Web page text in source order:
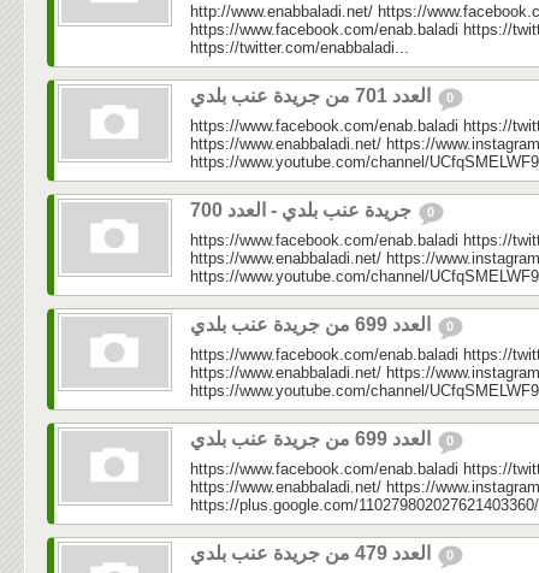
http://www.enabbaladi.net/ https://
https://www.facebook.com/enab.baladi https://
https://twitter.com/enabbaladi...
0
https://www.facebook.com/enab.baladi https://
https://www.enabbaladi.net/ https://
https://www.youtube.com/channel/
0
https://www.facebook.com/enab.baladi https://
https://www.enabbaladi.net/ https://
https://www.youtube.com/channel/
0
https://www.facebook.com/enab.baladi https://
https://www.enabbaladi.net/ https://
https://www.youtube.com/channel/
0
https://www.facebook.com/enab.baladi https://
https://www.enabbaladi.net/ https://
https://plus.google.com/
0